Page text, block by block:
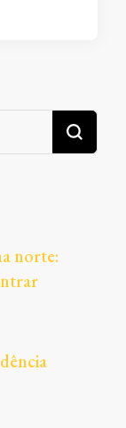
norte: